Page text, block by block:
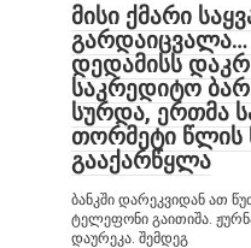
მისი ქმარი
დედამისს
საკრედიტო
სურდა, ერთმა
თორმეტი წლის
გააქარწყლა
ბანკში დარეკვიდან ათ
ტელეფონი გაითიშა.
დაურეკა. შემდეგ